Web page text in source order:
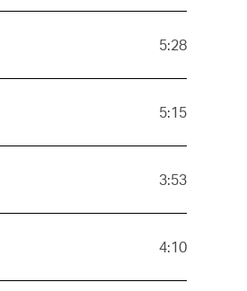
5:28
5:15
3:53
4:10